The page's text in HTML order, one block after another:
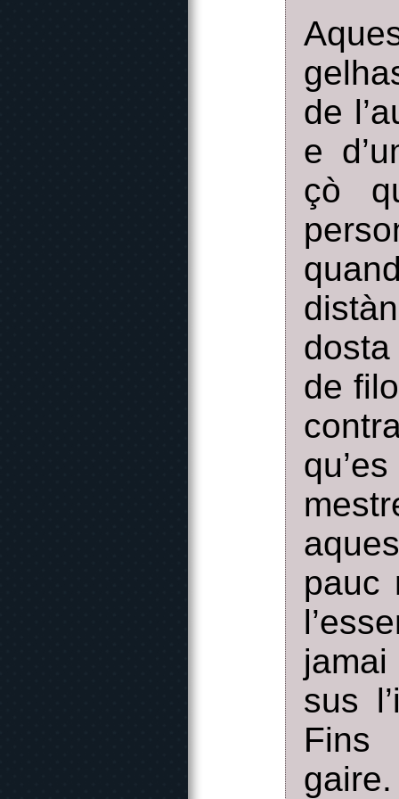
de
e
çò
de
pauc
sus
Fins
gaire.